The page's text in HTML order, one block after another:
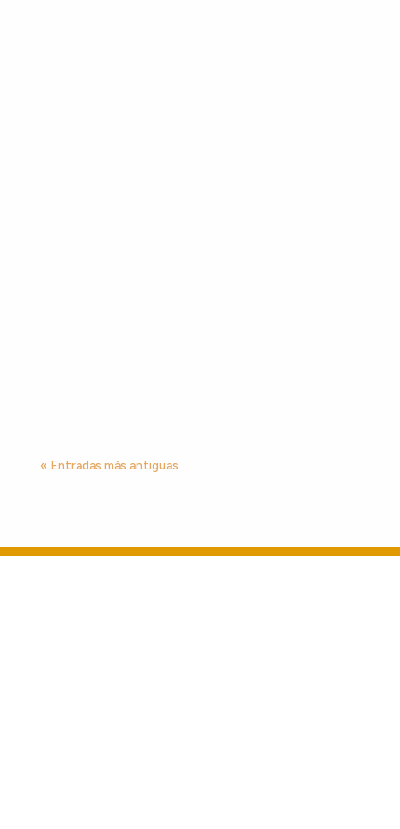
« Entradas más antiguas